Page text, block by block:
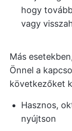
hogy
vagy
Más
Önnel a
következőket
Hasznos,
nyújtson